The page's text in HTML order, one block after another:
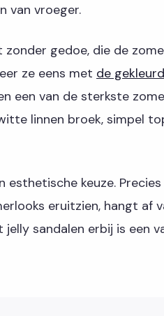
van vroeger.
gedoe, die de
ze eens met de
een van de sterkste
linnen broek, simpel
esthetische keuze.
eruitzien, hangt af
jelly sandalen erbij is een